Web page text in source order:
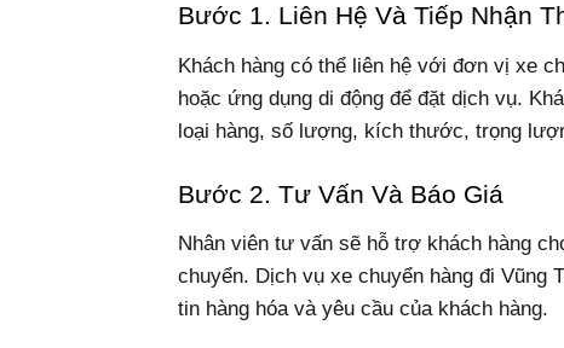
Bước 1. Liên Hệ Và Tiếp Nhận
Khách hàng có thể liên hệ với đơn vị xe
hoặc ứng dụng di động để đặt dịch vụ.
loại hàng, số lượng, kích thước, trọng
Bước 2. Tư Vấn Và Báo Giá
Nhân viên tư vấn sẽ hỗ trợ khách hàng
chuyển. Dịch vụ xe chuyển hàng đi Vũng
tin hàng hóa và yêu cầu của khách hàng.